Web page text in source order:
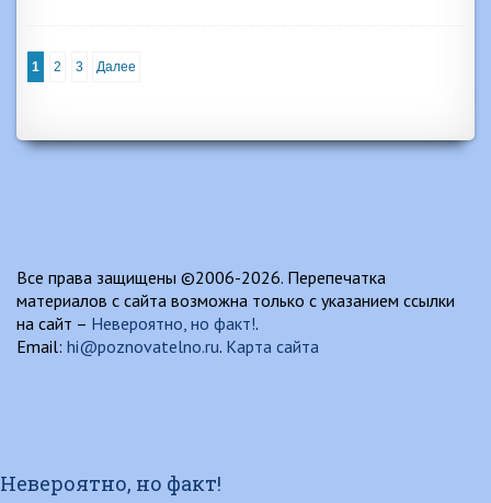
1 2 3 Далее
Все права защищены ©2006-2026. Перепечатка
материалов с сайта возможна только с указанием ссылки
на сайт – Невероятно, но факт!.
Email: hi@poznovatelno.ru. Карта сайта
Невероятно, но факт!